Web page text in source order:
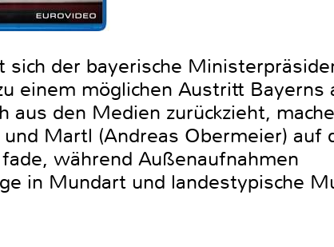
der bayerische
einem möglichen Austritt Bayerns
aus den Medien zurückzieht,
Martl (Andreas Obermeier) auf
während Außenaufnahmen
in Mundart und landestypische